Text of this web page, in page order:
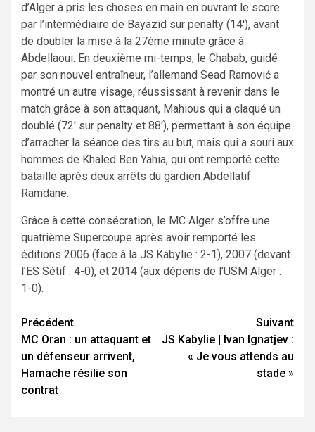
d’Alger a pris les choses en main en ouvrant le score
par l’intermédiaire de Bayazid sur penalty (14′), avant
de doubler la mise à la 27ème minute grâce à
Abdellaoui. En deuxième mi-temps, le Chabab, guidé
par son nouvel entraîneur, l’allemand Sead Ramović a
montré un autre visage, réussissant à revenir dans le
match grâce à son attaquant, Mahious qui a claqué un
doublé (72′ sur penalty et 88′), permettant à son équipe
d’arracher la séance des tirs au but, mais qui a souri aux
hommes de Khaled Ben Yahia, qui ont remporté cette
bataille après deux arrêts du gardien Abdellatif
Ramdane.
Grâce à cette consécration, le MC Alger s’offre une
quatrième Supercoupe après avoir remporté les
éditions 2006 (face à la JS Kabylie : 2-1), 2007 (devant
l’ES Sétif : 4-0), et 2014 (aux dépens de l’USM Alger :
1-0).
Navigation
d’article
Précédent
MC Oran : un attaquant et
un défenseur arrivent,
Hamache résilie son
contrat
Suivant
JS Kabylie | Ivan Ignatjev :
« Je vous attends au
stade »